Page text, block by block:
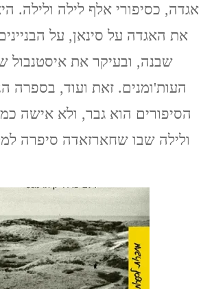
אגדה, כסיפורי אלף לילה ולילה.
את האגדה על סינאן, על
שבנה, ובעיקר את איסטנבול
העות'ומנים. זאת ועוד, בספרה
הסיפורים הוא גבר, ולא אישה
ולילה שבו שחארזאדה סיפרה